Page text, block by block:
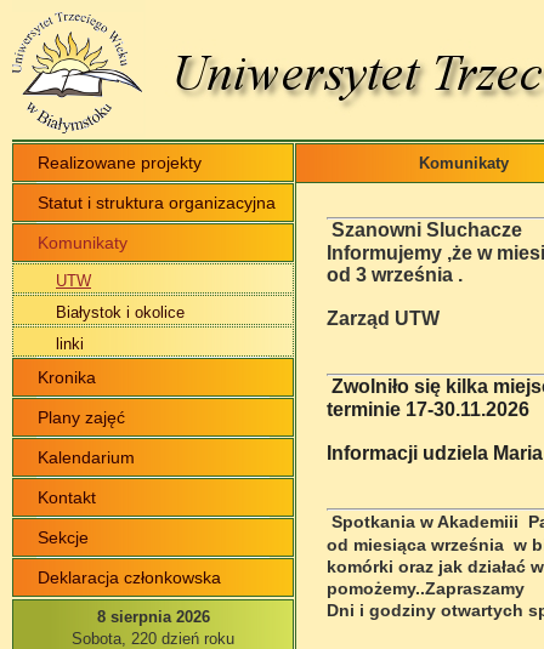
Realizowane projekty
Statut i struktura organizacyjna
Komunikaty
UTW
Białystok i okolice
linki
Kronika
Plany zajęć
Kalendarium
Kontakt
Sekcje
Deklaracja członkowska
8 sierpnia 2026
Sobota, 220 dzień roku
Komunikaty
Szanowni Sluchacze
Informujemy ,że w
od 3 września .
Zarząd UTW
Zwolniło się kilka
terminie 17-30.11.2026
Informacji udziela
Spotkania w Akademiii
od miesiąca września w
komórki oraz jak działać
pomożemy..Zapraszamy
Dni i godziny otwartych